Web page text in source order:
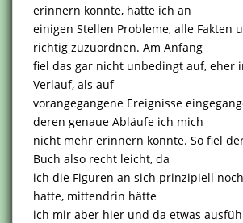
erinnern konnte, hatte ich an
einigen Stellen Probleme, alle Fakten
richtig zuzuordnen. Am Anfang
fiel das gar nicht unbedingt auf, eher
Verlauf, als auf
vorangegangene Ereignisse
deren genaue Abläufe ich mich
nicht mehr erinnern konnte. So fiel
Buch also recht leicht, da
ich die Figuren an sich prinzipiell
hatte, mittendrin hätte
ich mir aber hier und da etwas